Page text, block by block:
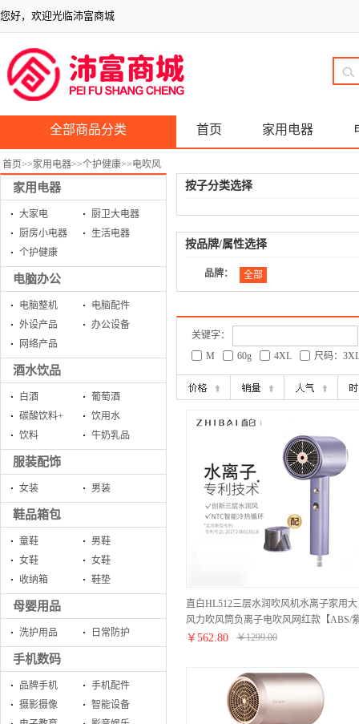
您好，欢迎光临沛富商城
全部商品分类 首页 家用电器
首页>>家用电器>>个护健康>>电吹风
家用电器
大家电
厨卫大电器
厨房小电器
生活电器
个护健康
电脑办公
电脑整机
电脑配件
外设产品
办公设备
网络产品
酒水饮品
白酒
葡萄酒
碳酸饮料+
饮用水
饮料
牛奶乳品
服装配饰
女装 男装
鞋品箱包
童鞋
男鞋
女鞋
女鞋
收纳箱
鞋垫
母婴用品
洗护用品 日常防护
手机数码
品牌手机
手机配件
摄影摄像
智能设备
按子分类选择
按品牌/属性选择
品牌： 全部
关键字：
M
60g 4XL 尺码：
直白HL512三层水润吹风机水离子家用大
风力吹风筒负离子电吹风网红款【ABS/
色】
￥ 562.80 ￥1299.00